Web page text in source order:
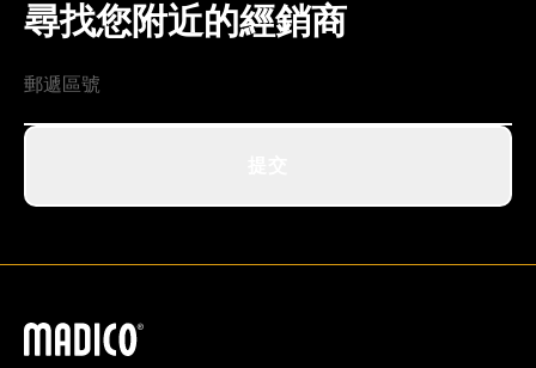
尋找您附近的經銷商
馬迪科